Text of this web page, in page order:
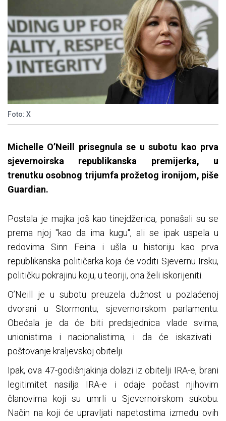
Foto: X
Michelle O’Neill prisegnula se u subotu kao prva
sjevernoirska republikanska premijerka, u
trenutku osobnog trijumfa prožetog ironijom, piše
Guardian.
Postala je majka još kao tinejdžerica, ponašali su se
prema njoj "kao da ima kugu", ali se ipak uspela u
redovima Sinn Feina i ušla u historiju kao prva
republikanska političarka koja će voditi Sjevernu Irsku,
političku pokrajinu koju, u teoriji, ona želi iskorijeniti.
O’Neill je u subotu preuzela dužnost u pozlaćenoj
dvorani u Stormontu, sjevernoirskom parlamentu.
Obećala je da će biti predsjednica vlade svima,
unionistima i nacionalistima, i da će iskazivati ​​
poštovanje kraljevskoj obitelji.
Ipak, ova 47-godišnjakinja dolazi iz obitelji IRA-e, brani
legitimitet nasilja IRA-e i odaje počast njihovim
članovima koji su umrli u Sjevernoirskom sukobu.
Način na koji će upravljati napetostima između ovih